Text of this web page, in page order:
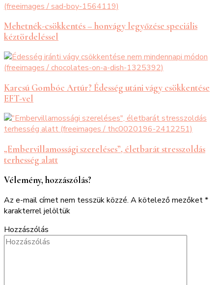
Mehetnék-csökkentés – honvágy legyőzése speciális
kéztördeléssel
Karcsú Gombóc Artúr? Édesség utáni vágy csökkentése
EFT-vel
„Embervillamossági szereléses”, életbarát stresszoldás
terhesség alatt
Vélemény, hozzászólás?
Az e-mail címet nem tesszük közzé. A kötelező mezőket*
karakterrel jelöltük
Hozzászólás